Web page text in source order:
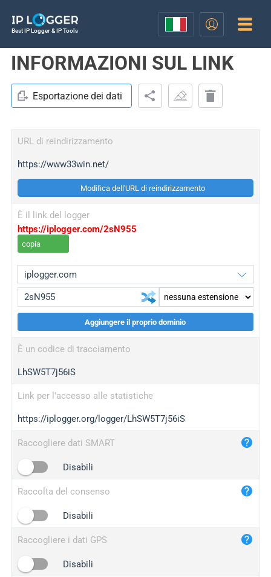
Best IP Logger & IP Tools
INFORMAZIONI SUL LINK
Esportazione dei dati
URL di reindirizzamento
https://www33win.net/
Modifica dell'URL di reindirizzamento
È il link del logger
https://iplogger.com/2sN955
copia
wl.gl
ed.tc
bc.ax
iplogger.com
maper.info
2no.co
yip.su
iplogger.info
Aggiungere il proprio dominio
È un codice di tracciamento
LhSW5T7j56iS
Link per l'accesso alle statistiche
https://iplogger.org/logger/LhSW5T7j56iS
Raccogliere dati SMART
Disabili
Raccolta del consenso
Disabili
Raccogliere i dati GPS
Disabili